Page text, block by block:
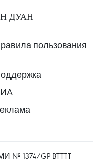
ДУАН
пользования
№ 1374/GP-BTTTT